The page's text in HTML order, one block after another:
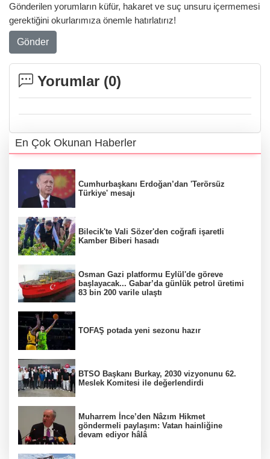
Gönderilen yorumların küfür, hakaret ve suç unsuru içermemesi
gerektiğini okurlarımıza önemle hatırlatırız!
Gönder
Yorumlar (0)
En Çok Okunan Haberler
Cumhurbaşkanı Erdoğan’dan 'Terörsüz
Türkiye' mesajı
Bilecik'te Vali Sözer'den coğrafi işaretli
Kamber Biberi hasadı
Osman Gazi platformu Eylül'de göreve
başlayacak... Gabar’da günlük petrol üretimi
83 bin 200 varile ulaştı
TOFAŞ potada yeni sezonu hazır
BTSO Başkanı Burkay, 2030 vizyonunu 62.
Meslek Komitesi ile değerlendirdi
Muharrem İnce’den Nâzım Hikmet
göndermeli paylaşım: Vatan hainliğine
devam ediyor hâlâ